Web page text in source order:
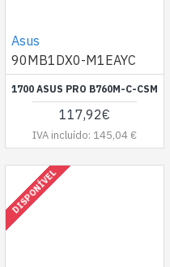
Asus
90MB1DX0-M1EAYC
1700 ASUS PRO B760M-C-CSM
117,92€
IVA incluído: 145,04 €
DISPONÍVEL